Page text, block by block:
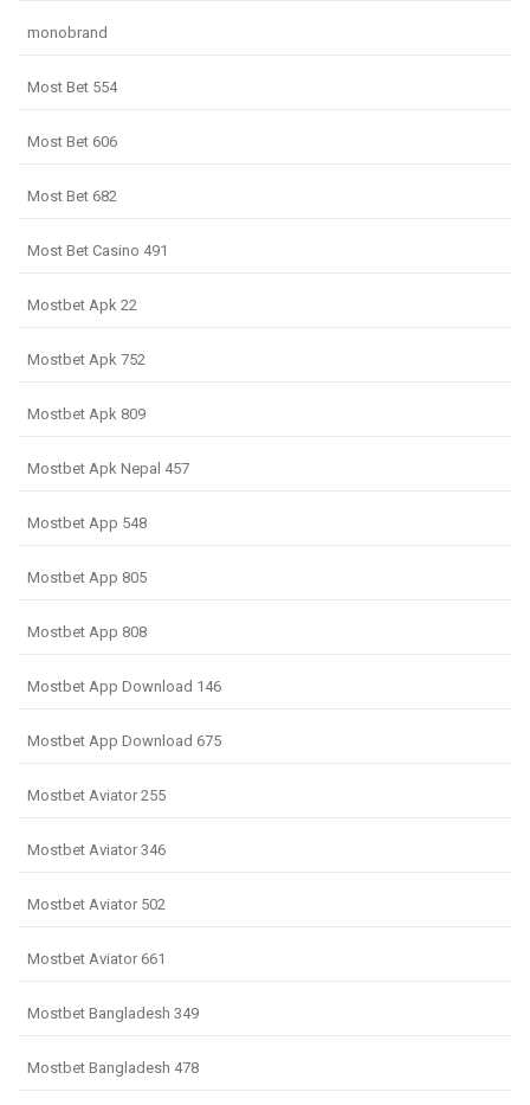
monobrand
Most Bet 554
Most Bet 606
Most Bet 682
Most Bet Casino 491
Mostbet Apk 22
Mostbet Apk 752
Mostbet Apk 809
Mostbet Apk Nepal 457
Mostbet App 548
Mostbet App 805
Mostbet App 808
Mostbet App Download 146
Mostbet App Download 675
Mostbet Aviator 255
Mostbet Aviator 346
Mostbet Aviator 502
Mostbet Aviator 661
Mostbet Bangladesh 349
Mostbet Bangladesh 478